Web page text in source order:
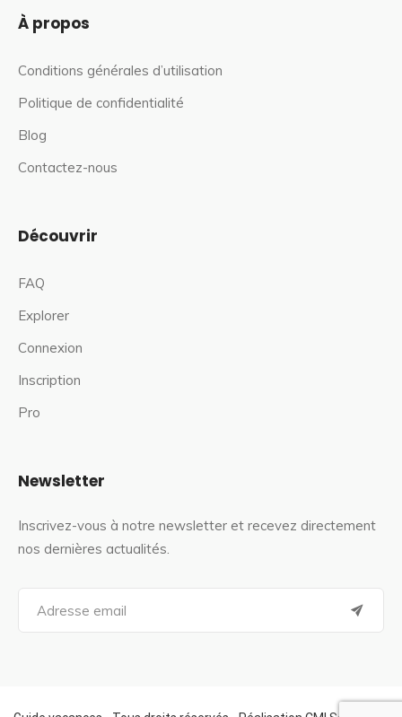
À propos
Conditions générales d’utilisation
Politique de confidentialité
Blog
Contactez-nous
Découvrir
FAQ
Explorer
Connexion
Inscription
Pro
Newsletter
Inscrivez-vous à notre newsletter et recevez directement
nos dernières actualités.
a
f